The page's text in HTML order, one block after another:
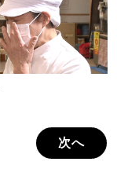
次へ